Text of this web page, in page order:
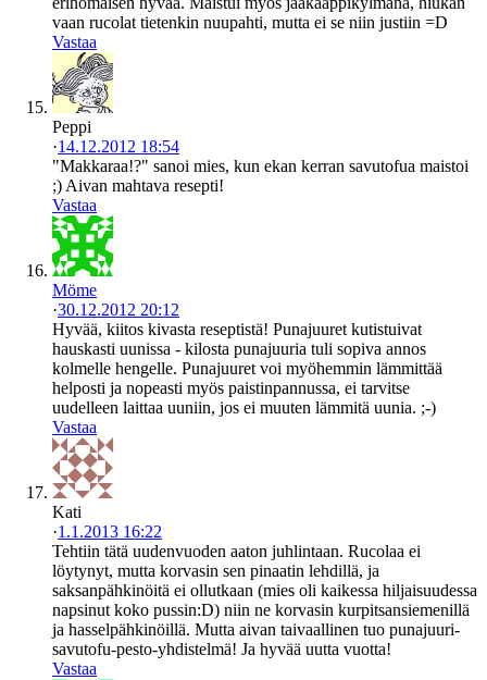
vaan rucolat tietenkin nuupahti, mutta ei se niin justiin =D
Vastaa
Peppi
·14.12.2012 18:54
"Makkaraa!?" sanoi mies, kun ekan kerran savutofua maistoi
;) Aivan mahtava resepti!
Vastaa
Möme
·30.12.2012 20:12
Hyvää, kiitos kivasta reseptistä! Punajuuret kutistuivat
hauskasti uunissa - kilosta punajuuria tuli sopiva annos
kolmelle hengelle. Punajuuret voi myöhemmin lämmittää
helposti ja nopeasti myös paistinpannussa, ei tarvitse
uudelleen laittaa uuniin, jos ei muuten lämmitä uunia. ;-)
Vastaa
Kati
·1.1.2013 16:22
Tehtiin tätä uudenvuoden aaton juhlintaan. Rucolaa ei
löytynyt, mutta korvasin sen pinaatin lehdillä, ja
saksanpähkinöitä ei ollutkaan (mies oli kaikessa hiljaisuudessa
napsinut koko pussin:D) niin ne korvasin kurpitsansiemenillä
ja hasselpähkinöillä. Mutta aivan taivaallinen tuo punajuuri-
savutofu-pesto-yhdistelmä! Ja hyvää uutta vuotta!
Vastaa